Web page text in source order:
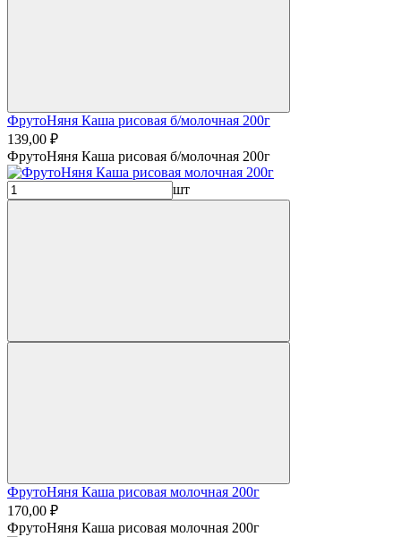
ФрутоНяня Каша рисовая б/молочная 200г
139,00 ₽
ФрутоНяня Каша рисовая б/молочная 200г
шт
ФрутоНяня Каша рисовая молочная 200г
170,00 ₽
ФрутоНяня Каша рисовая молочная 200г